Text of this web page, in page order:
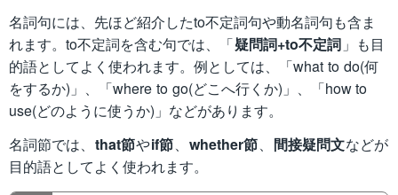
名詞句には、先ほど紹介したto不定詞句や動名詞句も含ま
れます。to不定詞を含む句では、「疑問詞+to不定詞 」も目
的語としてよく使われます。例としては、「what to do(何
をするか)」、「where to go(どこへ行くか)」、「how to
use(どのように使うか)」などがあります。
名詞節では、 that節やif節、 whether節、 間接疑問文などが
目的語としてよく使われます。